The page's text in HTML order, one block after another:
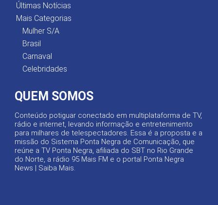
Últimas Notícias
Mais Categorias
Mulher S/A
Brasil
Carnaval
Celebridades
QUEM SOMOS
Conteúdo potiguar conectado em multiplataforma de TV,
rádio e internet, levando informação e entretenimento
para milhares de telespectadores. Essa é a proposta e a
missão do Sistema Ponta Negra de Comunicação, que
reúne a TV Ponta Negra, afiliada do SBT no Rio Grande
do Norte, a rádio 95 Mais FM e o portal Ponta Negra
News | Saiba Mais.